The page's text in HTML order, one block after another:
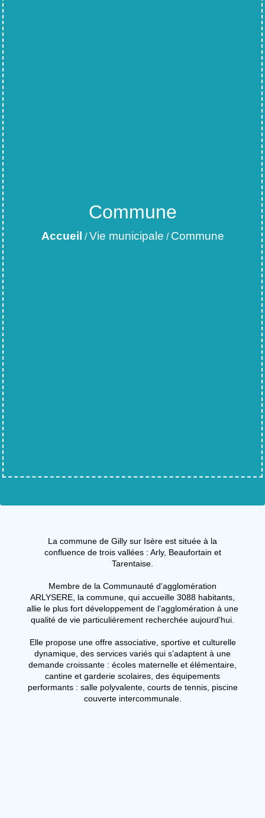
Commune
Accueil /Vie municipale / Commune
La commune de Gilly sur Isère est située à la
confluence de trois vallées : Arly, Beaufortain et
Tarentaise.
Membre de la Communauté d'agglomération
ARLYSERE, la commune, qui accueille 3088 habitants,
allie le plus fort développement de l’agglomération à une
qualité de vie particulièrement recherchée aujourd’hui.
Elle propose une offre associative, sportive et culturelle
dynamique, des services variés qui s’adaptent à une
demande croissante : écoles maternelle et élémentaire,
cantine et garderie scolaires, des équipements
performants : salle polyvalente, courts de tennis, piscine
couverte intercommunale.